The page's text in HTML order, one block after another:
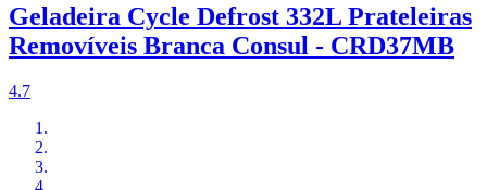
Geladeira Cycle Defrost 332L Prateleiras
Removíveis Branca Consul - CRD37MB
4.7